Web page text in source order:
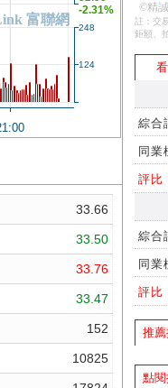
©精
註：交
鉅額、
綜合
同業
評比
綜合
同業
評比
推
點